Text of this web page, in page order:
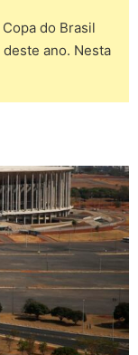
do Brasil
ano. Nesta